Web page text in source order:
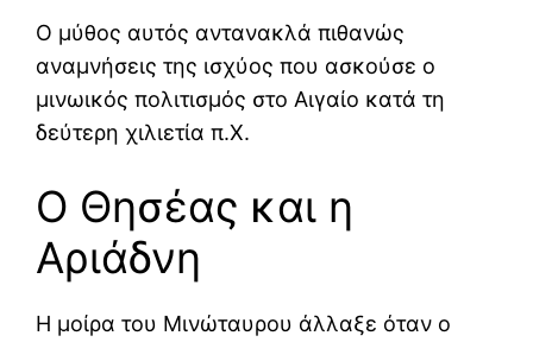
Ο μύθος αυτός αντανακλά πιθανώς
αναμνήσεις της ισχύος που ασκούσε ο
μινωικός πολιτισμός στο Αιγαίο κατά τη
δεύτερη χιλιετία π.Χ.
Ο Θησέας και η
Αριάδνη
Η μοίρα του Μινώταυρου άλλαξε όταν ο